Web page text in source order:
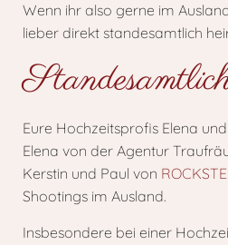
Wenn ihr also gerne im
lieber direkt standesamtlich
Eure Hochzeitsprofis Elena
Elena von der Agentur
Kerstin und Paul von
Shootings im Ausland.
Insbesondere bei einer